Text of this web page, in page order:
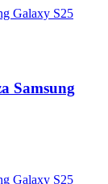
Samsung